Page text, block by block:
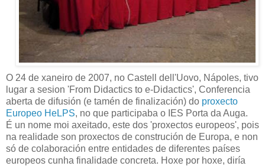
O 24 de xaneiro de 2007, no Castell dell'Uovo, Nápoles, tivo
lugar a sesion 'From Didactics to e-Didactics', Conferencia
aberta de difusión (e tamén de finalización) do proxecto
Europeo HeLPS, no que participaba o IES Porta da Auga.
É un nome moi axeitado, este dos 'proxectos europeos', pois
na realidade son proxectos de construción de Europa, e non
só de colaboración entre entidades de diferentes países
europeos cunha finalidade concreta. Hoxe por hoxe, diría